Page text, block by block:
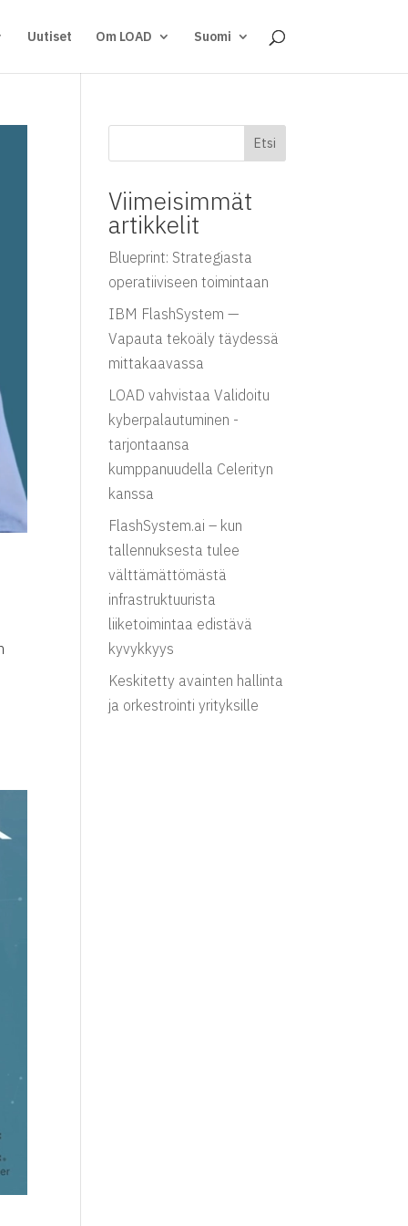
Uutiset Om LOAD Suomi
Etsi
Viimeisimmät
artikkelit
Blueprint: Strategiasta
operatiiviseen toimintaan
IBM FlashSystem —
Vapauta tekoäly täydessä
mittakaavassa
LOAD vahvistaa Validoitu
kyberpalautuminen -
tarjontaansa
kumppanuudella Celerityn
kanssa
FlashSystem.ai – kun
tallennuksesta tulee
välttämättömästä
infrastruktuurista
liiketoimintaa edistävä
kyvykkyys
Keskitetty avainten hallinta
ja orkestrointi yrityksille